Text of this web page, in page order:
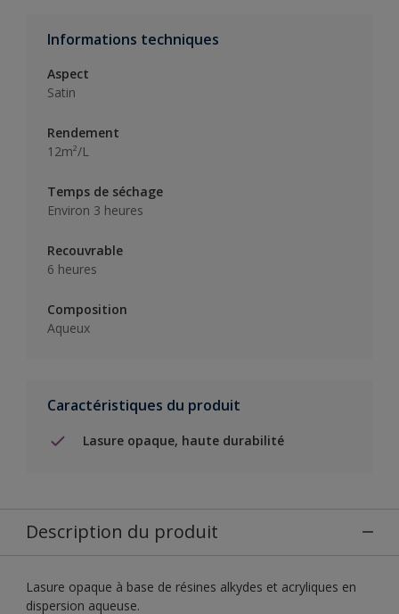
Informations techniques
Aspect
Satin
Rendement
12m²/L
Temps de séchage
Environ 3 heures
Recouvrable
6 heures
Composition
Aqueux
Caractéristiques du produit
Lasure opaque, haute durabilité
Description du produit
Lasure opaque à base de résines alkydes et acryliques en
dispersion aqueuse.